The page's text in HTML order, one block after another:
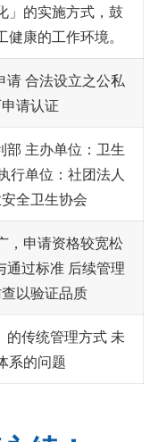
」的实施方式，鼓
康的工作环境。
请 合法设立之公私
请认证
部 主办单位：卫生
行单位：社团法人
全卫生协会
，申请资格较宽松
通过标准 后续管理
以验证品质
的传统管理方式 未
系的问题